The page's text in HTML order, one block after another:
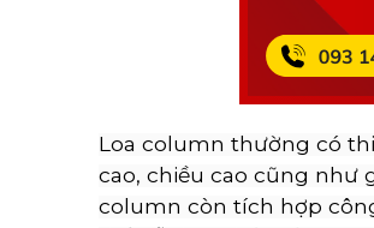
Loa column thường có
cao, chiều cao cũng như
column còn tích hợp